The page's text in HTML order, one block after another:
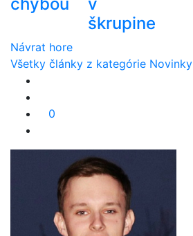
škrupine
Návrat hore
Všetky články z kategórie Novinky
0